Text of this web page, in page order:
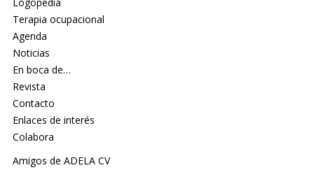
Logopedia
Terapia ocupacional
Agenda
Noticias
En boca de…
Revista
Contacto
Enlaces de interés
Colabora
Amigos de ADELA CV